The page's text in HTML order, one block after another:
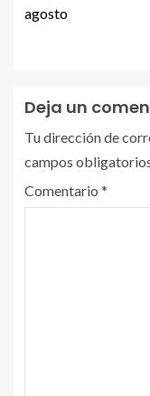
agosto
Deja un
Tu dirección de
campos
Comentario *